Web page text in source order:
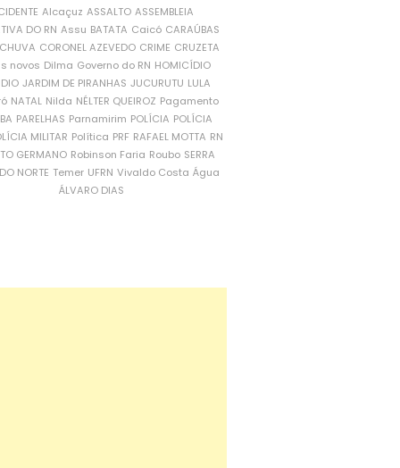
Alcaçuz ASSALTO ASSEMBLEIA
DO RN Assu BATATA Caicó CARAÚBAS
CORONEL AZEVEDO CRIME CRUZETA
novos Dilma Governo do RN HOMICÍDIO
JARDIM DE PIRANHAS JUCURUTU LULA
NATAL Nilda NÉLTER QUEIROZ Pagamento
PARELHAS Parnamirim POLÍCIA POLÍCIA
MILITAR Política PRF RAFAEL MOTTA RN
GERMANO Robinson Faria Roubo SERRA
NORTE Temer UFRN Vivaldo Costa Água
ÁLVARO DIAS